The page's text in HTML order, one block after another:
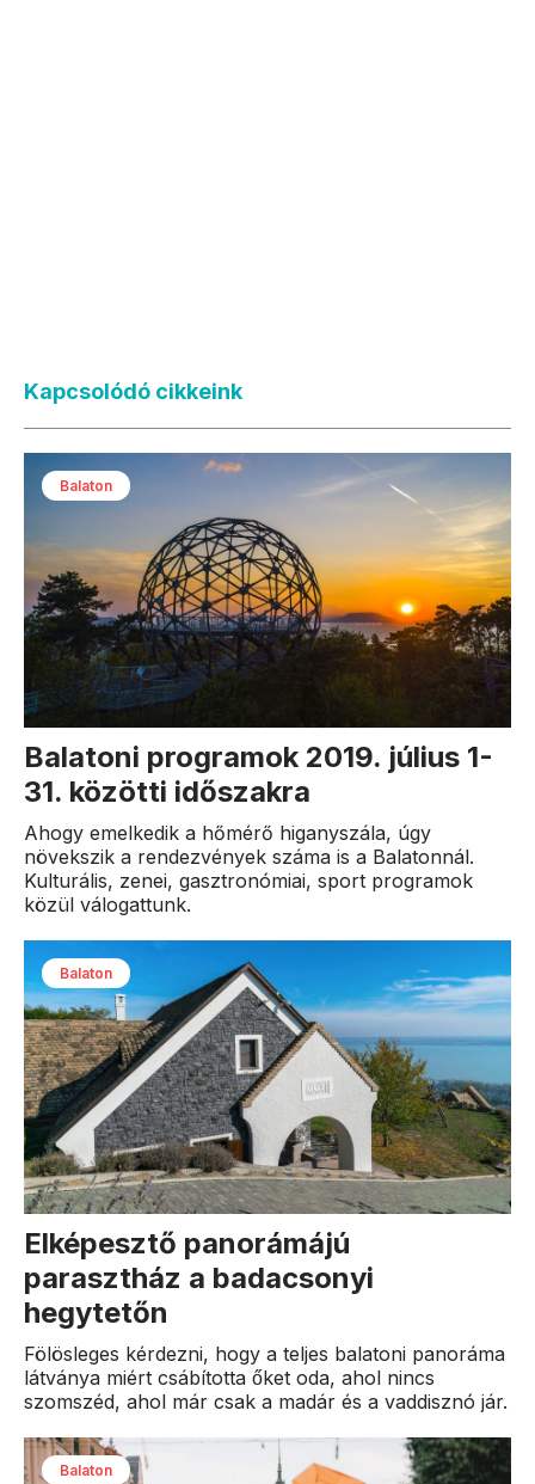
Kapcsolódó cikkeink
Balaton
Balatoni programok 2019. július 1-
31. közötti időszakra
Ahogy emelkedik a hőmérő higanyszála, úgy
növekszik a rendezvények száma is a Balatonnál.
Kulturális, zenei, gasztronómiai, sport programok
közül válogattunk.
Balaton
Elképesztő panorámájú
parasztház a badacsonyi
hegytetőn
Fölösleges kérdezni, hogy a teljes balatoni panoráma
látványa miért csábította őket oda, ahol nincs
szomszéd, ahol már csak a madár és a vaddisznó jár.
Balaton